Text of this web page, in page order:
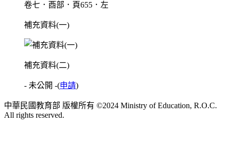
卷七．酉部．頁655．左
補充資料(一)
補充資料(二)
- 未公開 -(申請)
中華民國教育部 版權所有 ©2024 Ministry of Education, R.O.C.
All rights reserved.